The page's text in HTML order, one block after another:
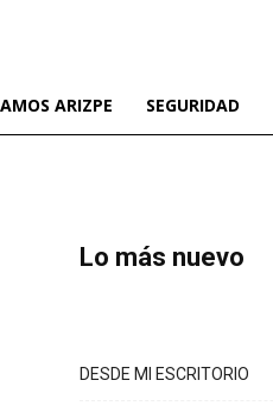
ARIZPE SEGURIDAD
Lo más nuevo
DESDE MI ESCRITORIO